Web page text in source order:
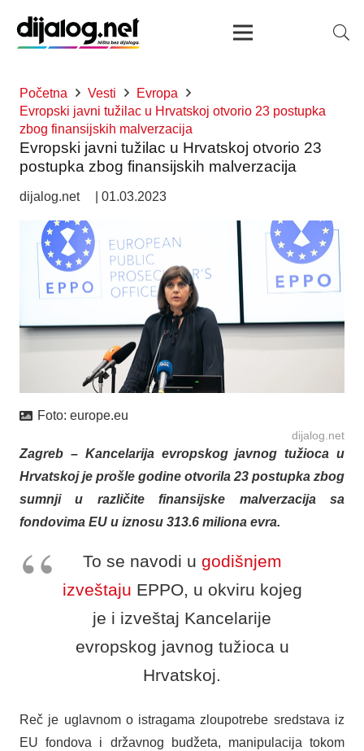
Početna Vesti
Evropa
Evropski javni tužilac u Hrvatskoj otvorio 23 postupka
zbog finansijskih malverzacija
Evropski javni tužilac u Hrvatskoj otvorio 23
postupka zbog finansijskih malverzacija
dijalog.net |01.03.2023
Foto:europe.eu
dijalog.net
Zagreb – Kancelarija evropskog javnog tužioca u
Hrvatskoj je prošle godine otvorila 23 postupka zbog
sumnji u različite finansijske malverzacija sa
fondovima EU u iznosu 313.6 miliona evra.
To se navodi u godišnjem
izveštaju EPPO, u okviru kojeg
je i izveštaj Kancelarije
evropskog javnog tužioca u
Hrvatskoj.
Reč je uglavnom o istragama zloupotrebe sredstava iz
EU fondova i državnog budžeta, manipulacija tokom